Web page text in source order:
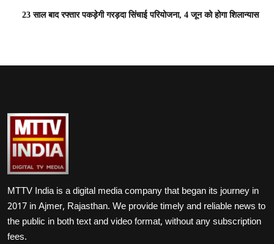
23 साल बाद रफ्तार पकड़ेगी गरड़दा सिंचाई परियोजना, 4 जून को होगा शिलान्यास
MTTV India is a digital media company that began its journey in
2017 in Ajmer, Rajasthan. We provide timely and reliable news to
the public in both text and video format, without any subscription
fees.